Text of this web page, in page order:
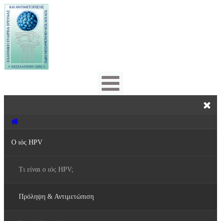
Ο ιός HPV
Τι είναι ο ιός HPV;
Πρόληψη & Αντιμετώπιση